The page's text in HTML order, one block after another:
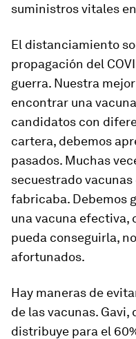
suministros vitales
El distanciamiento
propagación del
guerra. Nuestra
encontrar una
candidatos con
cartera, debemos
pasados. Muchas
secuestrado
fabricaba. Debemos
una vacuna efectiva,
pueda conseguirla,
afortunados.
Hay maneras de
de las vacunas.
distribuye para el